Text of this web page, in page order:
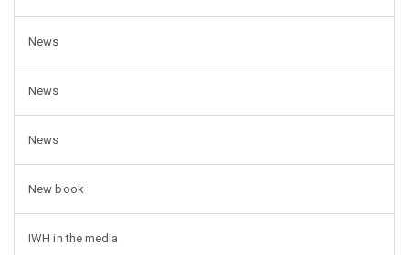
News
News
News
New book
IWH in the media